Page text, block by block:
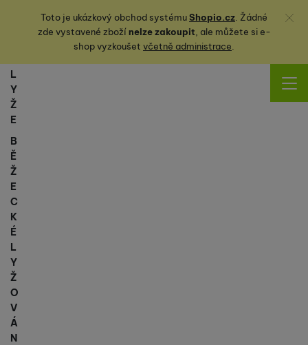
Toto je ukázkový obchod systémuShopio.cz. Žádné
zde vystavené zbožínelze zakoupit, ale můžete sie-
shop vyzkoušet včetně administrace.
Zavřít
L
Y
Ž
E
B
Ě
Ž
E
C
K
É
L
Y
Ž
O
V
Á
N